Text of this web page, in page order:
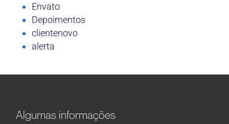
Envato
Depoimentos
clientenovo
alerta
Algumas informações